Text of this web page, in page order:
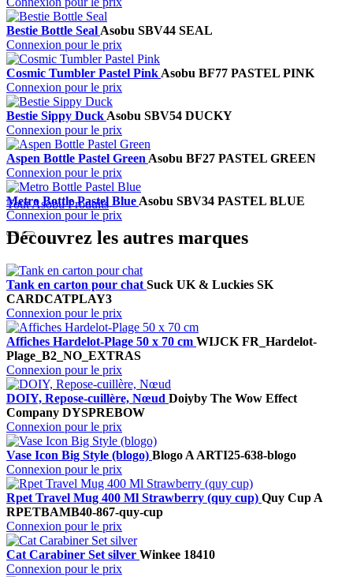
Bestie Bottle Seal Asobu SBV44 SEAL
Connexion pour le prix
Cosmic Tumbler Pastel Pink Asobu BF77 PASTEL PINK
Connexion pour le prix
Bestie Sippy Duck Asobu SBV54 DUCKY
Connexion pour le prix
Aspen Bottle Pastel Green Asobu BF27 PASTEL GREEN
Connexion pour le prix
Metro Bottle Pastel Blue Asobu SBV34 PASTEL BLUE
Connexion pour le prix
Tout Asobu Produits
Découvrez les autres marques
Tank en carton pour chatSuck UK & Luckies SK
CARDCATPLAY3
Connexion pour le prix
Affiches Hardelot-Plage 50 x 70 cm WIJCK FR_Hardelot-
Plage_B2_NO_EXTRAS
Connexion pour le prix
DOIY, Repose-cuillère, Nœud Doiyby The Wow Effect
Company DYSPREBOW
Connexion pour le prix
Vase Icon Big Style (blogo) Blogo AARTI25-638-blogo
Connexion pour le prix
Rpet Travel Mug 400 Ml Strawberry (quy cup) Quy Cup A
RPETBAMB40-867-quy-cup
Connexion pour le prix
Cat Carabiner Set silver Winkee 18410
Connexion pour le prix